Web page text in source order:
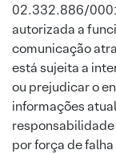
02.332.886/
autorizada a
comunicação
está sujeita a
ou prejudicar o
informações
por força de